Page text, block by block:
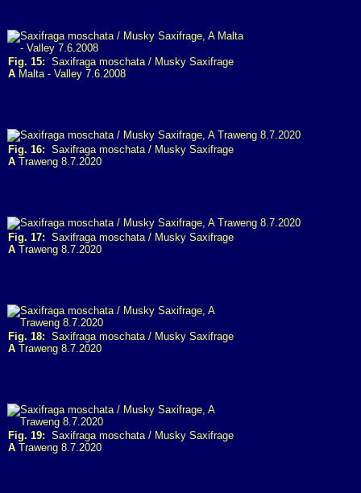
Fig. 15: Saxifraga moschata / Musky Saxifrage
A Malta - Valley 7.6.2008
Fig. 16: Saxifraga moschata / Musky Saxifrage
A Traweng 8.7.2020
Fig. 17: Saxifraga moschata / Musky Saxifrage
A Traweng 8.7.2020
Fig. 18: Saxifraga moschata / Musky Saxifrage
A Traweng 8.7.2020
Fig. 19: Saxifraga moschata / Musky Saxifrage
A Traweng 8.7.2020